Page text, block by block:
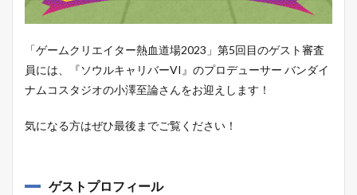
「ゲームクリエイター熱血道場2023」第5回目のゲスト審査
員には、『ソウルキャリバーVI』のプロデューサー バンダイ
ナムコスタジオの小澤至論さんをお迎えします！
気になる方はぜひ最後までご覧ください！
ゲストプロフィール